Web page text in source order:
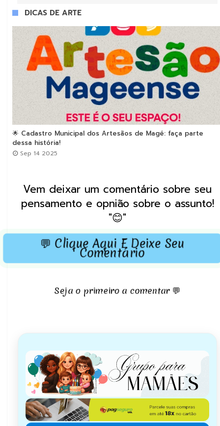
DICAS DE ARTE
  
🌟 Cadastro Municipal dos Artesãos de Magé: faça parte
dessa história!
Sep 14 2025
Vem deixar um comentário sobre seu
pensamento e opnião sobre o assunto!
"😊"
💬 Clique Aqui E Deixe Seu
Comentário
Seja o primeiro a comentar 💬